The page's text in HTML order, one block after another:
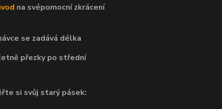
na svépomocnízkrácení
se zadává délka
přezky po střední
si svůj starý pásek: